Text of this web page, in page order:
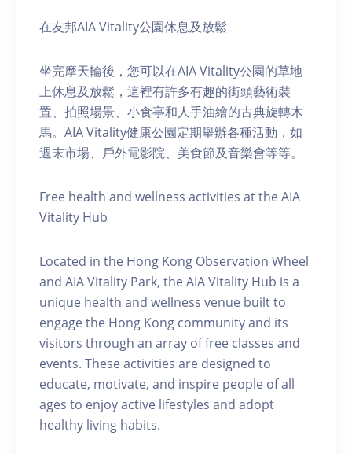
在友邦AIA Vitality公園休息及放鬆
坐完摩天輪後，您可以在AIA Vitality公園的草地
上休息及放鬆，這裡有許多有趣的街頭藝術裝
置、拍照場景、小食亭和人手油繪的古典旋轉木
馬。AIA Vitality健康公園定期舉辦各種活動，如
週末市場、戶外電影院、美食節及音樂會等等。
Free health and wellness activities at the AIA
Vitality Hub
Located in the Hong Kong Observation Wheel
and AIA Vitality Park, the AIA Vitality Hub is a
unique health and wellness venue built to
engage the Hong Kong community and its
visitors through an array of free classes and
events. These activities are designed to
educate, motivate, and inspire people of all
ages to enjoy active lifestyles and adopt
healthy living habits.